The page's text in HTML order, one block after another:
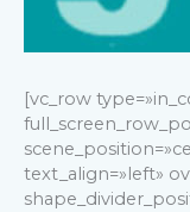
[vc_row
text_align=»left»